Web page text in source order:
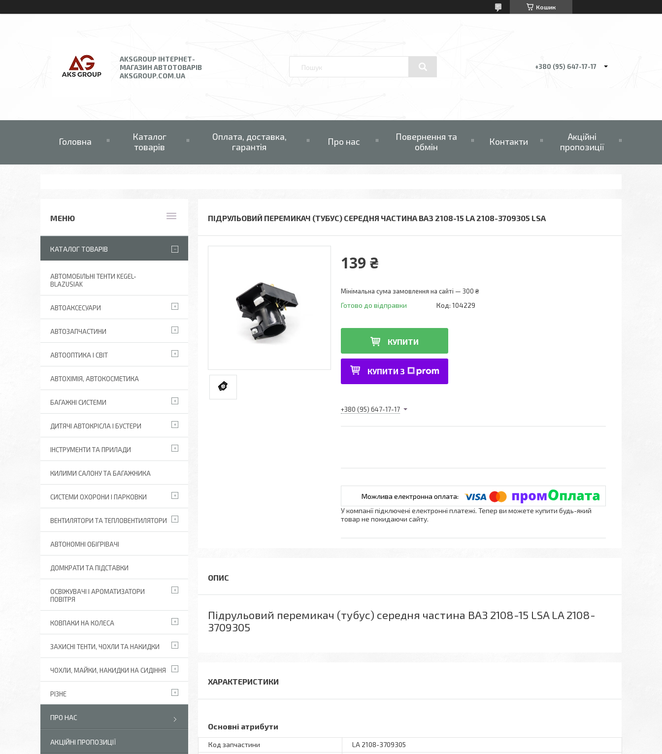
Кошик
AKSGROUP ІНТЕРНЕТ-
МАГАЗИН АВТОТОВАРІВ
AKSGROUP.COM.UA
+380 (95) 647-17-17
Головна
Каталог
товарів
Оплата, доставка,
гарантія
Про нас
Повернення та
обмін
Контакти
Акційні
пропозиції
ПІДРУЛЬОВИЙ ПЕРЕМИКАЧ (ТУБУС) СЕРЕДНЯ ЧАСТИНА ВАЗ 2108-15 LA 2108-3709305 LSA
139 ₴
Мінімальна сума замовлення на сайті — 300 ₴
Готово до відправки Код: 104229
КУПИТИ
КУПИТИ З
+380 (95) 647-17-17
У компанії підключені електронні платежі. Тепер ви можете купити будь-який
товар не покидаючи сайту.
Підрульовий перемикач (тубус) середня частина ВАЗ 2108-15 LSA LA 2108-
3709305
ХАРАКТЕРИСТИКИ
Основні атрибути
Код запчастини
LA 2108-3709305
КАТАЛОГ ТОВАРІВ
АВТОМОБІЛЬНІ ТЕНТИ KEGEL-
BLAZUSIAK
АВТОАКСЕСУАРИ
АВТОЗАПЧАСТИНИ
АВТООПТИКА І СВІТ
АВТОХІМІЯ, АВТОКОСМЕТИКА
БАГАЖНІ СИСТЕМИ
ДИТЯЧІ АВТОКРІСЛА І БУСТЕРИ
ІНСТРУМЕНТИ ТА ПРИЛАДИ
КИЛИМИ САЛОНУ ТА БАГАЖНИКА
СИСТЕМИ ОХОРОНИ І ПАРКОВКИ
ВЕНТИЛЯТОРИ ТА ТЕПЛОВЕНТИЛЯТОРИ
АВТОНОМНІ ОБІГРІВАЧІ
ДОМКРАТИ ТА ПІДСТАВКИ
ОСВІЖУВАЧІ І АРОМАТИЗАТОРИ
ПОВІТРЯ
КОВПАКИ НА КОЛЕСА
ЗАХИСНІ ТЕНТИ, ЧОХЛИ ТА НАКИДКИ
ЧОХЛИ, МАЙКИ, НАКИДКИ НА СИДІННЯ
РІЗНЕ
ПРО НАС
АКЦІЙНІ ПРОПОЗИЦІЇ